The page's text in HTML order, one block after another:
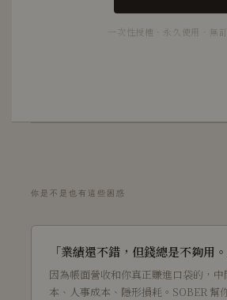
一次性授權 · 永久使用 · 無
你是不是也有這些困惑
「業績還不錯，但錢總是不夠用。
因為帳面營收和你真正賺進口袋的，
本、人事成本、隱形損耗。SOBER 幫